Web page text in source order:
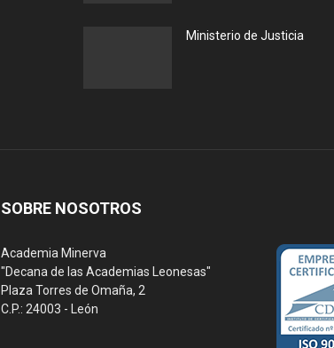
Ministerio de Justicia
SOBRE NOSOTROS
Academia Minerva
"Decana de las Academias Leonesas"
Plaza Torres de Omaña, 2
C.P.: 24003 - León